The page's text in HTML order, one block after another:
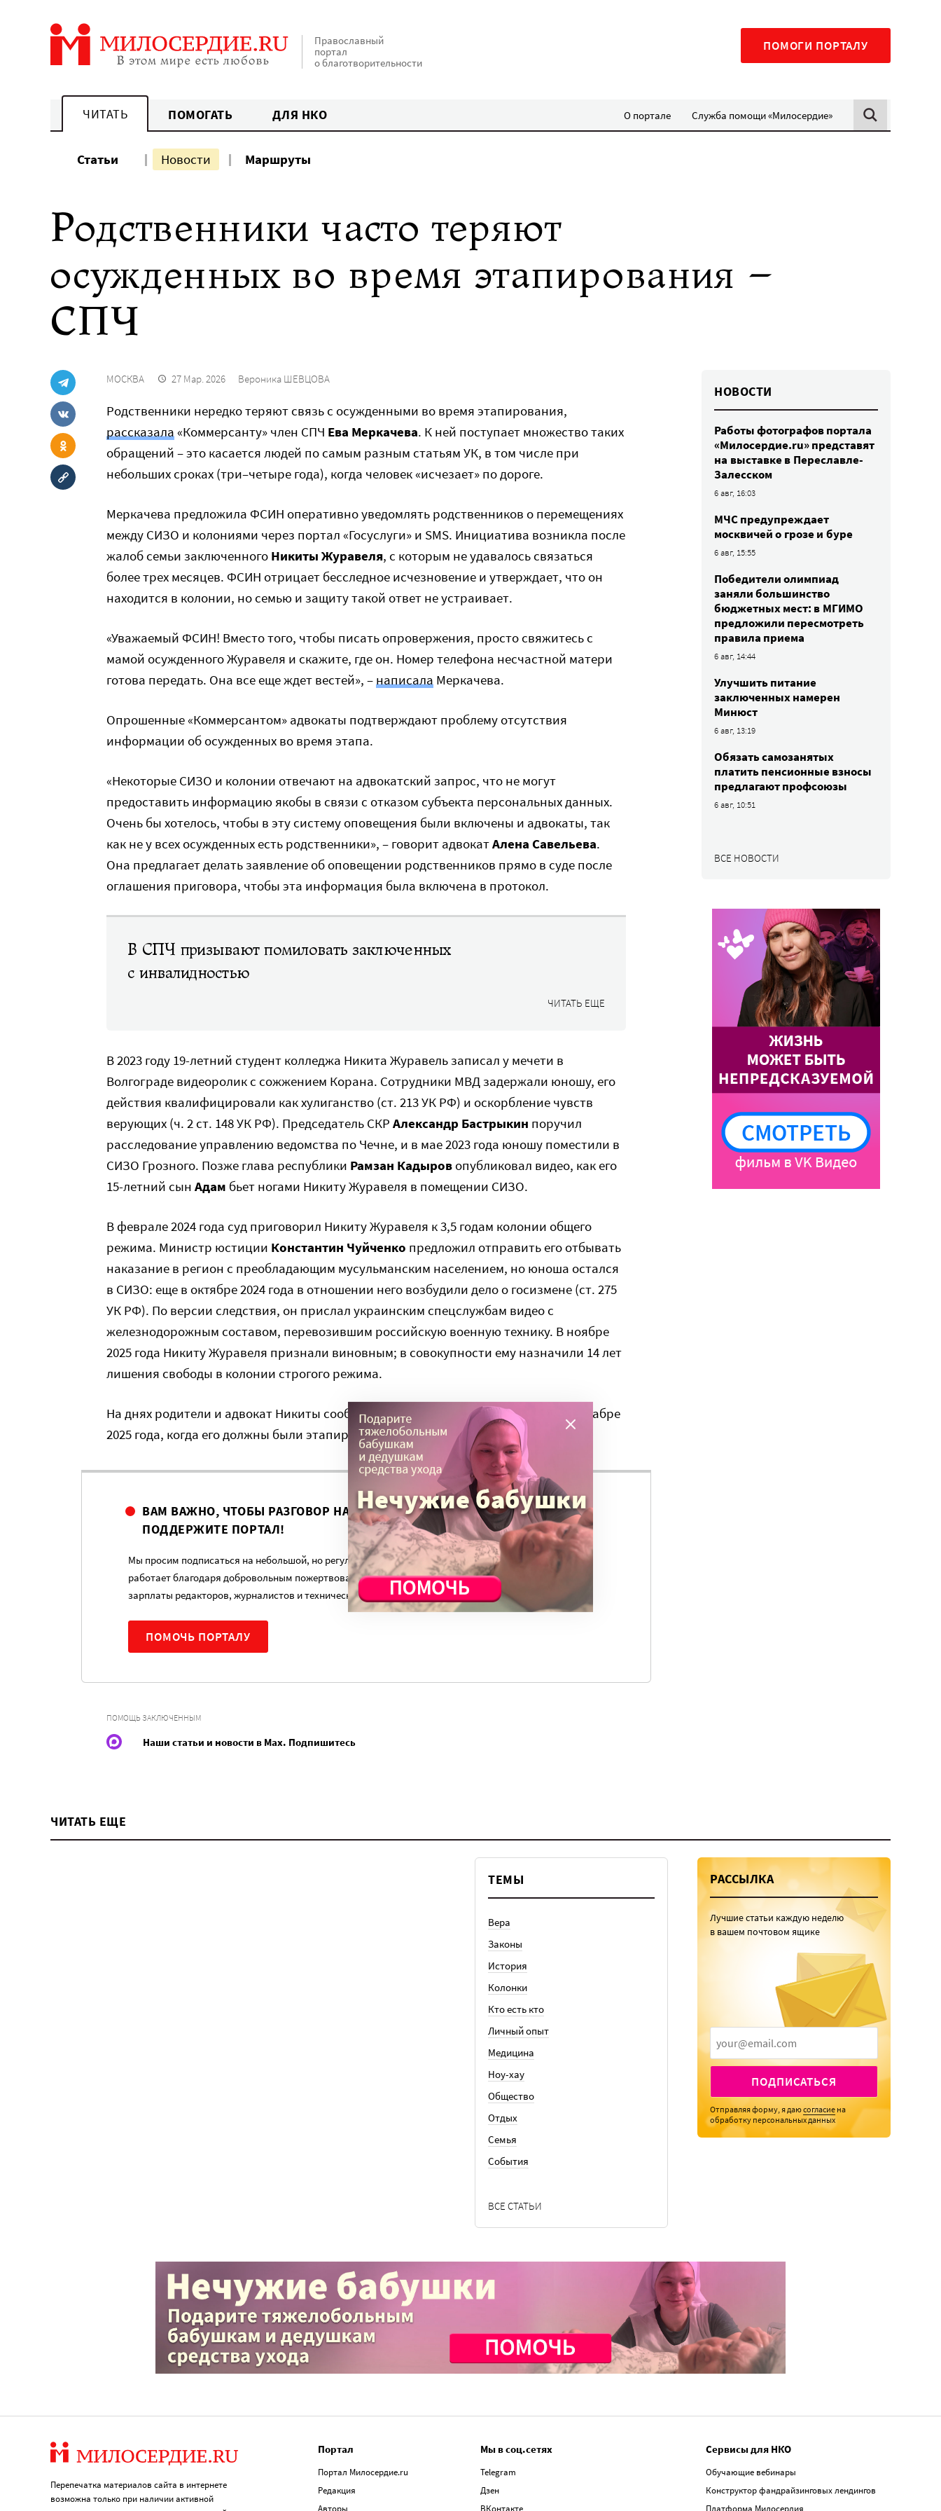
Православный
портал
о благотворительности
ПОМОГИ ПОРТАЛУ
ЧИТАТЬ ПОМОГАТЬ ДЛЯ НКО О портале Служба помощи «Милосердие»
Статьи Новости Маршруты
Родственники часто теряют
осужденных во время этапирования –
СПЧ
МОСКВА 27 Мар. 2026 Вероника ШЕВЦОВА
Родственники нередко теряют связь с осужденными во время этапирования,
рассказала«Коммерсанту» член СПЧ Ева Меркачева. К ней поступает множество таких
обращений – это касается людей по самым разным статьям УК, в том числе при
небольших сроках (три–четыре года), когда человек «исчезает» по дороге.
Меркачева предложила ФСИН оперативно уведомлять родственников о перемещениях
между СИЗО и колониями через портал «Госуслуги» и SMS. Инициатива возникла после
жалоб семьи заключенного Никиты Журавеля, с которым не удавалось связаться
более трех месяцев. ФСИН отрицает бесследное исчезновение и утверждает, что он
находится в колонии, но семью и защиту такой ответ не устраивает.
«Уважаемый ФСИН! Вместо того, чтобы писать опровержения, просто свяжитесь с
мамой осужденного Журавеля и скажите, где он. Номер телефона несчастной матери
готова передать. Она все еще ждет вестей», –написала Меркачева.
Опрошенные «Коммерсантом» адвокаты подтверждают проблему отсутствия
информации об осужденных во время этапа.
«Некоторые СИЗО и колонии отвечают на адвокатский запрос, что не могут
предоставить информацию якобы в связи с отказом субъекта персональных данных.
Очень бы хотелось, чтобы в эту систему оповещения были включены и адвокаты, так
как не у всех осужденных есть родственники», – говорит адвокатАлена Савельева.
Она предлагает делать заявление об оповещении родственников прямо в суде после
оглашения приговора, чтобы эта информация была включена в протокол.
В СПЧ призывают помиловать заключенных
с инвалидностью
ЧИТАТЬ ЕЩЕ
В 2023 году 19-летний студент колледжа Никита Журавель записал у мечети в
Волгограде видеоролик с сожжением Корана. Сотрудники МВД задержали юношу, его
действия квалифицировали как хулиганство (ст. 213 УК РФ) и оскорбление чувств
верующих (ч. 2 ст. 148 УК РФ). Председатель СКР Александр Бастрыкин поручил
расследование управлению ведомства по Чечне, и в мае 2023 года юношу поместили в
СИЗО Грозного. Позже глава республики Рамзан Кадыровопубликовал видео, как его
15-летний сын Адам бьет ногами Никиту Журавеля в помещении СИЗО.
В феврале 2024 года суд приговорил Никиту Журавеля к 3,5 годам колонии общего
режима. Министр юстиции Константин Чуйченко предложил отправить его отбывать
наказание в регион с преобладающим мусульманским населением, но юноша остался
в СИЗО: еще в октябре 2024 года в отношении него возбудили дело о госизмене (ст. 275
УК РФ). По версии следствия, он прислал украинским спецслужбам видео с
железнодорожным составом, перевозившим российскую военную технику. В ноябре
2025 года Никиту Журавеля признали виновным; в совокупности ему назначили 14 лет
лишения свободы в колонии строгого режима.
На днях родители и адвокат Никиты сообщили, что связь с ним пропала еще в декабре
2025 года, когда его должны были этапировать в колонию.
ВАМ ВАЖНО, ЧТОБЫ РАЗГОВОР НА ЭТУ ТЕМУ ПРОДОЛЖИЛСЯ?
ПОДДЕРЖИТЕ ПОРТАЛ!
Мы просим подписаться на небольшой, но регулярный платеж в пользу нашего сайта. Милосердие.ru
работает благодаря добровольным пожертвованиям наших читателей. На командировки, съемки,
зарплаты редакторов, журналистов и техническую поддержку сайта нужны средства.
ПОМОЧЬ ПОРТАЛУ
ПОМОЩЬ ЗАКЛЮЧЕННЫМ
Наши статьи и новости в Max. Подпишитесь
НОВОСТИ
Работы фотографов портала
«Милосердие.ru» представят
на выставке в Переславле-
Залесском
6 авг, 16:03
МЧС предупреждает
москвичей о грозе и буре
6 авг, 15:55
Победители олимпиад
заняли большинство
бюджетных мест: в МГИМО
предложили пересмотреть
правила приема
6 авг, 14:44
Улучшить питание
заключенных намерен
Минюст
6 авг, 13:19
Обязать самозанятых
платить пенсионные взносы
предлагают профсоюзы
6 авг, 10:51
ВСЕ НОВОСТИ
ЧИТАТЬ ЕЩЕ
ТЕМЫ
Вера
Законы
История
Колонки
Кто есть кто
Личный опыт
Медицина
Ноу-хау
Общество
Отдых
Семья
События
ВСЕ СТАТЬИ
РАССЫЛКА
Лучшие статьи каждую неделю
в вашем почтовом ящике
ПОДПИСАТЬСЯ
Отправляя форму, я даюсогласие на
обработку персональных данных
Перепечатка материалов сайта в интернете
возможна только при наличии активной
Портал
Портал Милосердие.ru
Редакция
Авторы
Мы в соц.сетях
Telegram
Дзен
ВКонтакте
Сервисы для НКО
Обучающие вебинары
Конструктор фандрайзинговых лендингов
Платформа Милосердия